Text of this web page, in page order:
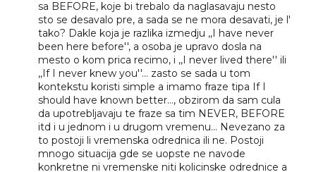
sa BEFORE, koje bi trebalo da naglasavaju nesto
sto se desavalo pre, a sada se ne mora desavati, je l'
tako? Dakle koja je razlika izmedju ,,I have never
been here before'', a osoba je upravo dosla na
mesto o kom prica recimo, i ,,I never lived there'' ili
,,If I never knew you''... zasto se sada u tom
kontekstu koristi simple a imamo fraze tipa If I
should have known better..., obzirom da sam cula
da upotrebljavaju te fraze sa tim NEVER, BEFORE
itd i u jednom i u drugom vremenu... Nevezano za
to postoji li vremenska odrednica ili ne. Postoji
mnogo situacija gde se uopste ne navode
konkretne ni vremenske niti kolicinske odrednice a